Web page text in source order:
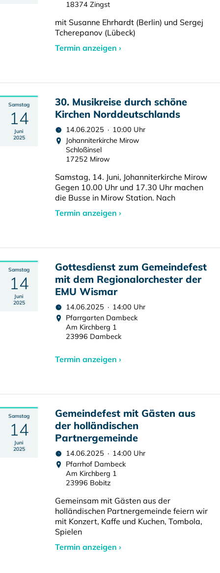
18374 Zingst
mit Susanne Ehrhardt (Berlin) und Sergej
Tcherepanov (Lübeck)
Termin anzeigen ›
Samstag
14
Juni
2025
30. Musikreise durch schöne
Kirchen Norddeutschlands
14.06.2025 · 10:00 Uhr
Johanniterkirche Mirow
Schloßinsel
17252 Mirow
Samstag, 14. Juni, Johanniterkirche Mirow
Gegen 10.00 Uhr und 17.30 Uhr machen
die Busse in Mirow Station. Nach
Termin anzeigen ›
Samstag
14
Juni
2025
Gottesdienst zum Gemeindefest
mit dem Regionalorchester der
EMU Wismar
14.06.2025 · 14:00 Uhr
Pfarrgarten Dambeck
Am Kirchberg 1
23996 Dambeck
Termin anzeigen ›
Samstag
14
Juni
2025
Gemeindefest mit Gästen aus
der holländischen
Partnergemeinde
14.06.2025 · 14:00 Uhr
Pfarrhof Dambeck
Am Kirchberg 1
23996 Bobitz
Gemeinsam mit Gästen aus der
holländischen Partnergemeinde feiern wir
mit Konzert, Kaffe und Kuchen, Tombola,
Spielen
Termin anzeigen ›